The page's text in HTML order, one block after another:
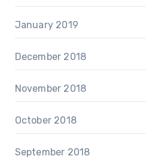
January 2019
December 2018
November 2018
October 2018
September 2018